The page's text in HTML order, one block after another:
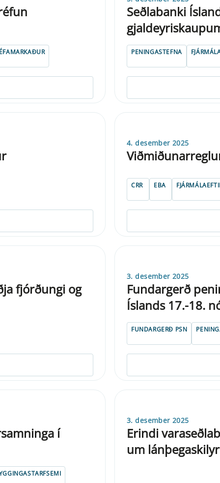
Seðlabanki
PENINGASTEFNA
4. desember 2025
CRR EBA
fjórðungi og
3. desember 2025
Fundargerð
Íslands 17.-18.
FUNDARGERÐ PSN
í
3. desember 2025
Erindi
um